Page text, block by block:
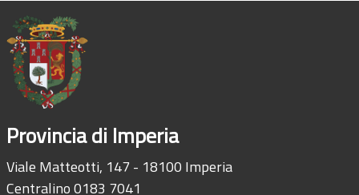
Provincia di Imperia
Viale Matteotti, 147 - 18100 Imperia
Centralino 0183 7041